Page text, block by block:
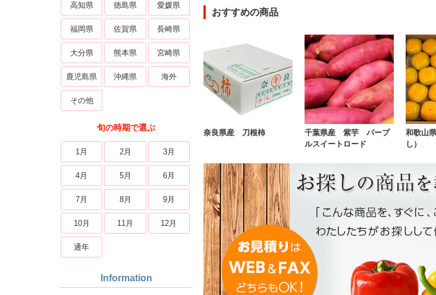
おすすめの商品
奈良県産 刀根柿
千葉県産 紫芋 パープ
ルスイートロード
和歌山
し）
高知県 徳島県 愛媛県
福岡県 佐賀県 長崎県
大分県 熊本県 宮崎県
鹿児島県 沖縄県 海外
その他
旬の時期で選ぶ
1月 2月 3月
4月 5月 6月
7月 8月 9月
10月 11月 12月
通年
Information